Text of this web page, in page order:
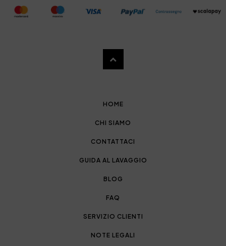
HOME
CHI SIAMO
CONTATTACI
GUIDA AL LAVAGGIO
BLOG
FAQ
SERVIZIO CLIENTI
NOTE LEGALI